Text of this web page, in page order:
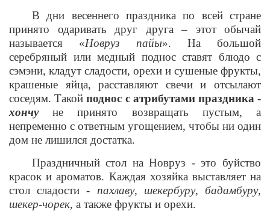
В дни весеннего праздника по всей стране
принято одаривать друг друга – этот обычай
называется «Новруз пайы». На большой
серебряный или медный поднос ставят блюдо с
сэмэни, кладут сладости, орехи и сушеные фрукты,
крашеные яйца, расставляют свечи и отсылают
соседям. Такойподнос с атрибутами праздника -
хончуне принято возвращать пустым, а
непременно с ответным угощением, чтобы ни один
дом не лишился достатка.
Праздничный стол на Новруз -это буйство
красок и ароматов. Каждая хозяйка выставляет на
столсладости - пахлаву, шекербуру,бадамбуру,
шекер-чорек, а также фрукты и орехи.